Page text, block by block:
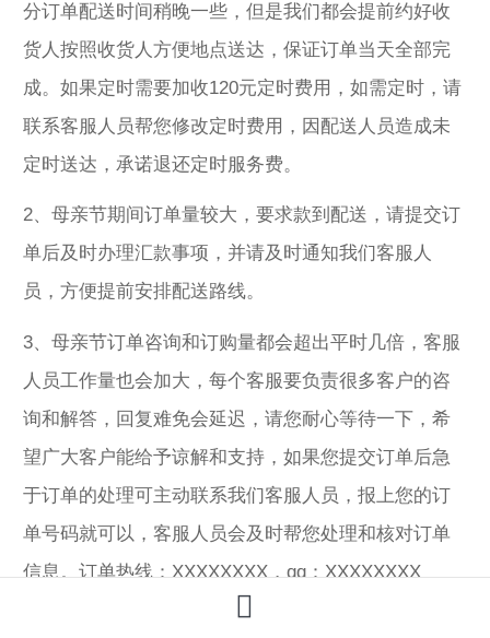
分订单配送时间稍晚一些，但是我们都会提前约好收
货人按照收货人方便地点送达，保证订单当天全部完
成。如果定时需要加收120元定时费用，如需定时，请
联系客服人员帮您修改定时费用，因配送人员造成未
定时送达，承诺退还定时服务费。
2、母亲节期间订单量较大，要求款到配送，请提交订
单后及时办理汇款事项，并请及时通知我们客服人
员，方便提前安排配送路线。
3、母亲节订单咨询和订购量都会超出平时几倍，客服
人员工作量也会加大，每个客服要负责很多客户的咨
询和解答，回复难免会延迟，请您耐心等待一下，希
望广大客户能给予谅解和支持，如果您提交订单后急
于订单的处理可主动联系我们客服人员，报上您的订
单号码就可以，客服人员会及时帮您处理和核对订单
信息。订单热线：XXXXXXXX，qq：XXXXXXXX
4、母亲节期间送花，为了保证定单的顺利完成和减少